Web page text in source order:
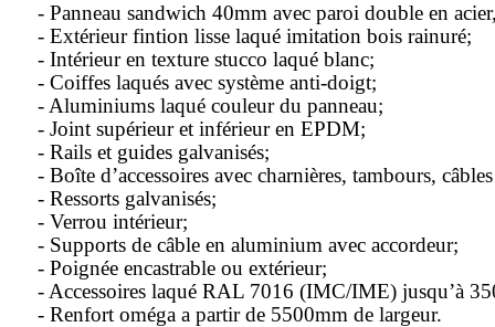
- Panneau sandwich 40mm avec paroi double en
- Extérieur fintion lisse laqué imitation bois rainuré;
- Intérieur en texture stucco laqué blanc;
- Coiffes laqués avec système anti-doigt;
- Aluminiums laqué couleur du panneau;
- Joint supérieur et inférieur en EPDM;
- Rails et guides galvanisés;
- Boîte d’accessoires avec charnières, tambours,
- Ressorts galvanisés;
- Verrou intérieur;
- Supports de câble en aluminium avec accordeur;
- Poignée encastrable ou extérieur;
- Accessoires laqué RAL 7016 (IMC/IME) jusqu’à
- Renfort oméga a partir de 5500mm de largeur.